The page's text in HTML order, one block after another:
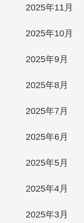
2025年11月
2025年10月
2025年9月
2025年8月
2025年7月
2025年6月
2025年5月
2025年4月
2025年3月